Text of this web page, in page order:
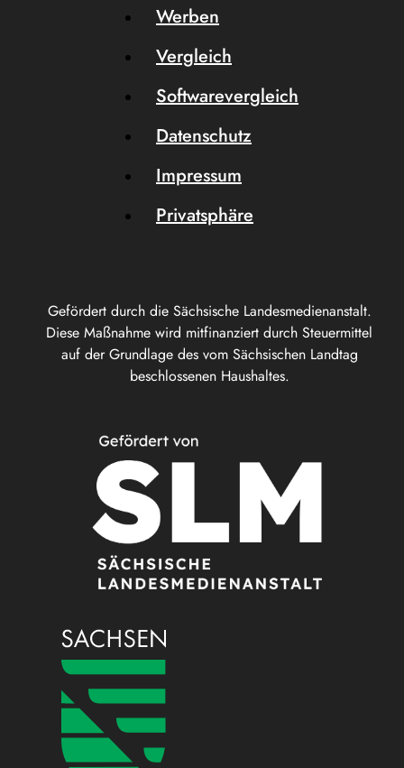
Gefördert durch die Sächsische Landesmedienanstalt.
Diese Maßnahme wird mitfinanziert durch Steuermittel
auf der Grundlage des vom Sächsischen Landtag
beschlossenen Haushaltes.
Werben
Vergleich
Softwarevergleich
Datenschutz
Impressum
Privatsphäre